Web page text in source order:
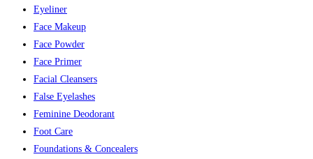
Eyeliner
Face Makeup
Face Powder
Face Primer
Facial Cleansers
False Eyelashes
Feminine Deodorant
Foot Care
Foundations & Concealers